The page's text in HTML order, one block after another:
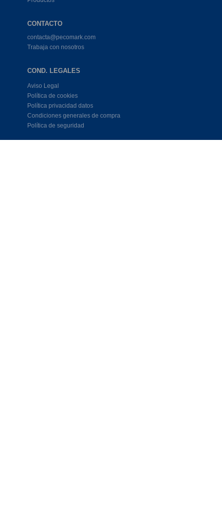
CONTACTO
contacta@pecomark.com
Trabaja con nosotros
COND. LEGALES
Aviso Legal
Política de cookies
Política privacidad datos
Condiciones generales de compra
Política de seguridad